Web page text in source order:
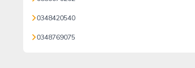
0348420540
0348769075